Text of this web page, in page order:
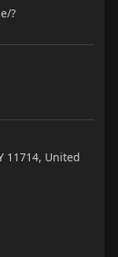
?
11714, United